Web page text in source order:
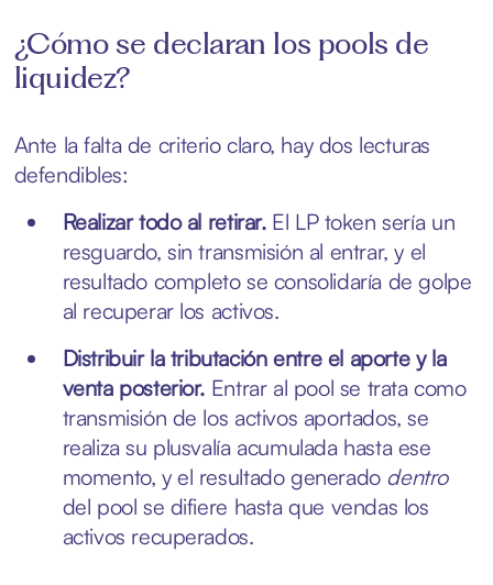
¿Cómo se declaran los pools de
liquidez?
Ante la falta de criterio claro, hay dos lecturas
defendibles:
Realizar todo al retirar.El LP token sería un
resguardo, sin transmisión al entrar, y el
resultado completo se consolidaría de golpe
al recuperar los activos.
Distribuir la tributación entre el aporte y la
venta posterior. Entrar al pool se trata como
transmisión de los activos aportados, se
realiza su plusvalía acumulada hasta ese
momento, y el resultado generado dentro
del pool se difiere hasta que vendas los
activos recuperados.